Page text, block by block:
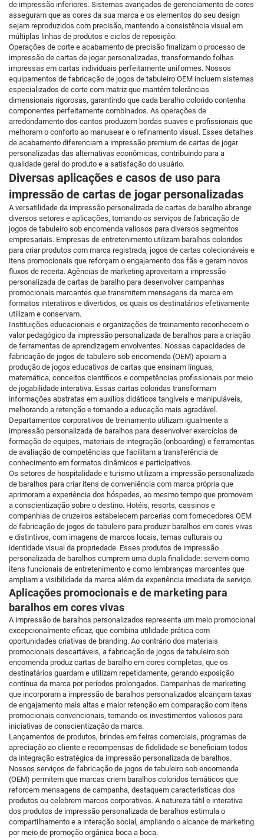
de impressão inferiores. Sistemas avançados de gerenciamento de cores
asseguram que as cores da sua marca e os elementos do seu design
sejam reproduzidos com precisão, mantendo a consistência visual em
múltiplas linhas de produtos e ciclos de reposição.
Operações de corte e acabamento de precisão finalizam o processo de
impressão de cartas de jogar personalizadas, transformando folhas
impressas em cartas individuais perfeitamente uniformes. Nossos
equipamentos de fabricação de jogos de tabuleiro OEM incluem sistemas
especializados de corte com matriz que mantêm tolerâncias
dimensionais rigorosas, garantindo que cada baralho colorido contenha
componentes perfeitamente combinados. As operações de
arredondamento dos cantos produzem bordas suaves e profissionais que
melhoram o conforto ao manusear e o refinamento visual. Esses detalhes
de acabamento diferenciam a impressão premium de cartas de jogar
personalizadas das alternativas econômicas, contribuindo para a
qualidade geral do produto e a satisfação do usuário.
Diversas aplicações e casos de uso para
impressão de cartas de jogar personalizadas
A versatilidade da impressão personalizada de cartas de baralho abrange
diversos setores e aplicações, tornando os serviços de fabricação de
jogos de tabuleiro sob encomenda valiosos para diversos segmentos
empresariais. Empresas de entretenimento utilizam baralhos coloridos
para criar produtos com marca registrada, jogos de cartas colecionáveis e
itens promocionais que reforçam o engajamento dos fãs e geram novos
fluxos de receita. Agências de marketing aproveitam a impressão
personalizada de cartas de baralho para desenvolver campanhas
promocionais marcantes que transmitem mensagens da marca em
formatos interativos e divertidos, os quais os destinatários efetivamente
utilizam e conservam.
Instituições educacionais e organizações de treinamento reconhecem o
valor pedagógico da impressão personalizada de baralhos para a criação
de ferramentas de aprendizagem envolventes. Nossas capacidades de
fabricação de jogos de tabuleiro sob encomenda (OEM) apoiam a
produção de jogos educativos de cartas que ensinam línguas,
matemática, conceitos científicos e competências profissionais por meio
de jogabilidade interativa. Essas cartas coloridas transformam
informações abstratas em auxílios didáticos tangíveis e manipuláveis,
melhorando a retenção e tornando a educação mais agradável.
Departamentos corporativos de treinamento utilizam igualmente a
impressão personalizada de baralhos para desenvolver exercícios de
formação de equipes, materiais de integração (onboarding) e ferramentas
de avaliação de competências que facilitam a transferência de
conhecimento em formatos dinâmicos e participativos.
Os setores de hospitalidade e turismo utilizam a impressão personalizada
de baralhos para criar itens de conveniência com marca própria que
aprimoram a experiência dos hóspedes, ao mesmo tempo que promovem
a conscientização sobre o destino. Hotéis, resorts, cassinos e
companhias de cruzeiros estabelecem parcerias com fornecedores OEM
de fabricação de jogos de tabuleiro para produzir baralhos em cores vivas
e distintivos, com imagens de marcos locais, temas culturais ou
identidade visual da propriedade. Esses produtos de impressão
personalizada de baralhos cumprem uma dupla finalidade: servem como
itens funcionais de entretenimento e como lembranças marcantes que
ampliam a visibilidade da marca além da experiência imediata de serviço.
Aplicações promocionais e de marketing para
baralhos em cores vivas
A impressão de baralhos personalizados representa um meio promocional
excepcionalmente eficaz, que combina utilidade prática com
oportunidades criativas de branding. Ao contrário dos materiais
promocionais descartáveis, a fabricação de jogos de tabuleiro sob
encomenda produz cartas de baralho em cores completas, que os
destinatários guardam e utilizam repetidamente, gerando exposição
contínua da marca por períodos prolongados. Campanhas de marketing
que incorporam a impressão de baralhos personalizados alcançam taxas
de engajamento mais altas e maior retenção em comparação com itens
promocionais convencionais, tornando-os investimentos valiosos para
iniciativas de conscientização da marca.
Lançamentos de produtos, brindes em feiras comerciais, programas de
apreciação ao cliente e recompensas de fidelidade se beneficiam todos
da integração estratégica da impressão personalizada de baralhos.
Nossos serviços de fabricação de jogos de tabuleiro sob encomenda
(OEM) permitem que marcas criem baralhos coloridos temáticos que
reforcem mensagens de campanha, destaquem características dos
produtos ou celebrem marcos corporativos. A natureza tátil e interativa
dos produtos de impressão personalizada de baralhos estimula o
compartilhamento e a interação social, ampliando o alcance de marketing
por meio de promoção orgânica boca a boca.